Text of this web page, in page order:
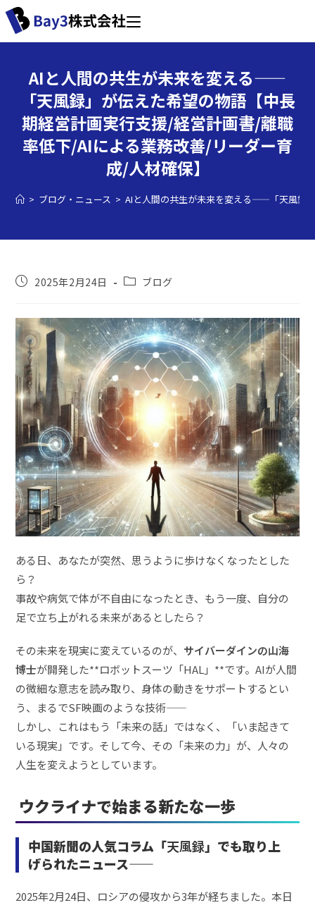
AIと人間の共生が未来を変える——
「天風録」が伝えた希望の物語【中長
期経営計画実行支援/経営計画書/離職
率低下/AIによる業務改善/リーダー育
成/人材確保】
> ブログ・ニュース > AIと人間の共生が未来を変える——「天風録
2025年2月24日 ブログ
ある日、あなたが突然、思うように歩けなくなったとした
ら？
事故や病気で体が不自由になったとき、もう一度、自分の
足で立ち上がれる未来があるとしたら？
その未来を現実に変えているのが、 サイバーダインの山海
博士が開発した**ロボットスーツ「HAL」**です。AIが人間
の微細な意志を読み取り、身体の動きをサポートするとい
う、まるでSF映画のような技術——
しかし、これはもう「未来の話」ではなく、「いま起きて
いる現実」です。そして今、その「未来の力」が、人々の
人生を変えようとしています。
ウクライナで始まる新たな一歩
中国新聞の人気コラム「天風録」でも取り上
げられたニュース——
2025年2月24日、ロシアの侵攻から3年が経ちました。本日